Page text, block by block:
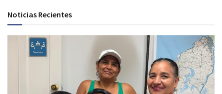
Noticias Recientes